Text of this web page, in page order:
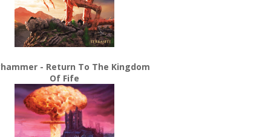
- Return To The Kingdom
Of Fife